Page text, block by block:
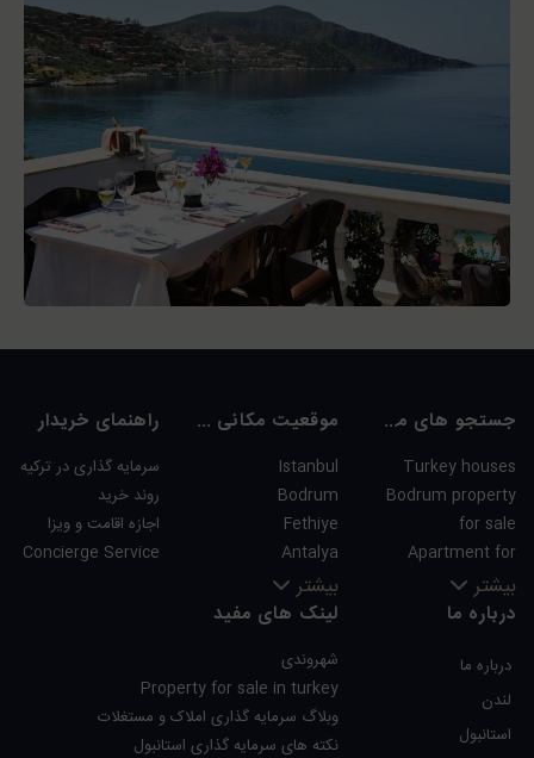
جستجو های محبوب
Turkey houses
Bodrum property
for sale
Apartment for
sale in Istanbul
Istanbul Villas
Apartment for
sale in Antalya
Antalya homes
بیشتر
موقعیت مکانی های محبوب
Istanbul
Bodrum
Fethiye
Antalya
Kalkan
Alanya
Bursa
Gocek
Side
بیشتر
راهنمای خریدار
سرمایه گذاری در ترکیه
روند خرید
اجازه اقامت و ویزا
Concierge Service
درباره ما
درباره ما
لندن
استانبول
لینک های مفید
شهروندی
Property for sale in turkey
وبلاگ سرمایه گذاری املاک و مستغلات
نکته های سرمایه گذاری استانبول